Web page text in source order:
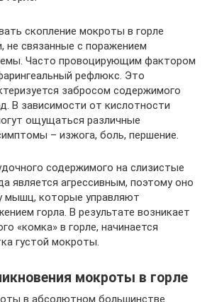
скопление мокроты в горле
не связанные с поражением
Часто провоцирующим фактором
рефлюкс. Это
забросом содержимого
В зависимости от кислотности
ощущаться различные
– изжога, боль, першение.
содержимого на слизистые
является агрессивным, поэтому оно
мышц, которые управляют
горла. В результате возникает
«комка» в горле, начинается
густой мокроты.
мокроты в горле
в абсолютном большинстве